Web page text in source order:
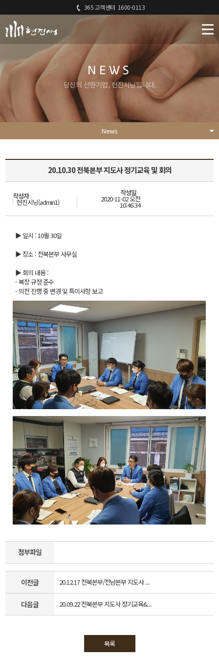
365 고객센터 1600-0113
NEWS
당신의 선한기업, 현진시닝입니다.
News
20.10.30 전북본부 지도사 정기교육 및 회의
작성자
현진시닝(admin1)
작성일
2020-11-02 오전
10:46:34
▶ 일시 : 10월 30일
▶ 장소 : 전북본부 사무실
▶ 회의 내용 :
- 복장 규정 준수
- 의전 진행 중 변경 및 특이사항 보고
첨부파일
이전글 20.12.17 전북본부/전남본부 지도사 ...
다음글 20.09.22 전북본부 지도사 정기교육&...
목록